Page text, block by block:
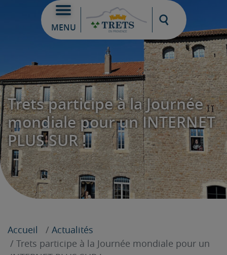
MENU
Moteur de
Trets participe à la Journée
mondiale pour un INTERNET
PLUS SUR !
Accueil
Actualités
Trets participe à la Journée mondiale pour un